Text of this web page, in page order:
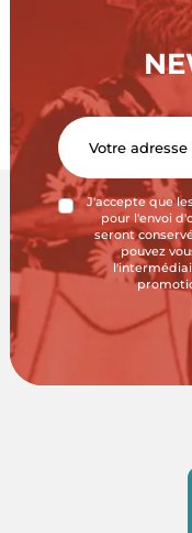
J'accepte que
pour l'envoi
seront
pouvez